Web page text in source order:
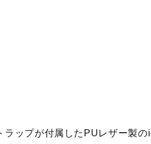
ラップが付属したPUレザー製